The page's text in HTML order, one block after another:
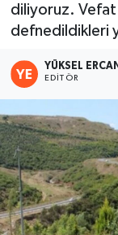
diliyoruz.
defnedildikleri
YÜKSEL ERCAN
EDITÖR
Haber Arşivi